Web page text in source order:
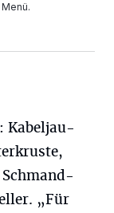
Kabeljau-
„Für